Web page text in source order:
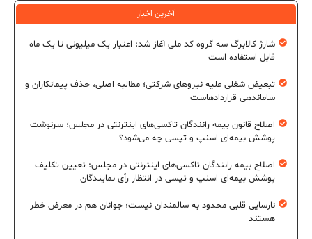
آخرین اخبار
شارژ کالابرگ سه گروه کد ملی آغاز شد؛ اعتبار یک میلیونی تا یک ماه
قابل استفاده است
تبعیض شغلی علیه نیروهای شرکتی؛ مطالبه اصلی، حذف پیمانکاران و
ساماندهی قراردادهاست
اصلاح قانون بیمه رانندگان تاکسی‌های اینترنتی در مجلس؛ سرنوشت
پوشش بیمه‌ای اسنپ و تپسی چه می‌شود؟
اصلاح بیمه رانندگان تاکسی‌های اینترنتی در مجلس؛ تعیین تکلیف
پوشش بیمه‌ای اسنپ و تپسی در انتظار رأی نمایندگان
نارسایی قلبی محدود به سالمندان نیست؛ جوانان هم در معرض خطر
هستند